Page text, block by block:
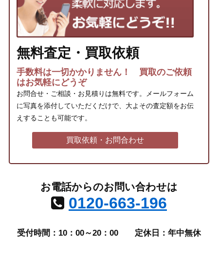
無料査定・買取依頼
手数料は一切かかりません！ 買取のご依頼
はお気軽にどうぞ
お問合せ・ご相談・お見積りは無料です。メールフォーム
に写真を添付していただくだけで、大よその査定額をお伝
えすることも可能です。
買取依頼・お問合わせ
お電話からのお問い合わせは
0120-663-196
受付時間：10：00～20：00 定休日：年中無休